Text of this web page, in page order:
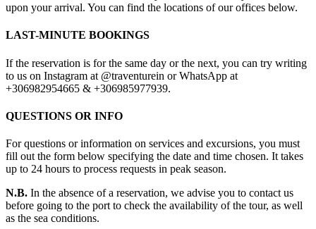
upon your arrival. You can find the locations of our offices below.
LAST-MINUTE BOOKINGS
If the reservation is for the same day or the next, you can try writing
to us on Instagram at @traventurein or WhatsApp at
+306982954665 & +306985977939.
QUESTIONS OR INFO
For questions or information on services and excursions, you must
fill out the form below specifying the date and time chosen. It takes
up to 24 hours to process requests in peak season.
N.B. In the absence of a reservation, we advise you to contact us
before going to the port to check the availability of the tour, as well
as the sea conditions.